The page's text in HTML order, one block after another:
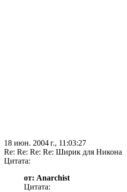
18 июн. 2004 г., 11:03:27
Re: Re: Re: Re: Ширик для Никона
Цитата:
от: Anarchist
Цитата: